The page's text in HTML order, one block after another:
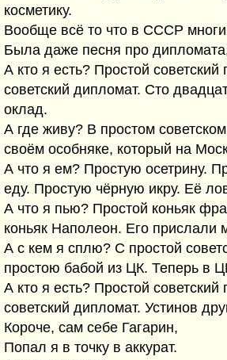
косметику.
Вообще всё то что в СССР
Была даже песня про
А кто я есть? Простой советский
советский дипломат. Сто
оклад.
А где живу? В простом
своём особняке, который на
А что я ем? Простую осетрину.
еду. Простую чёрную икру. Её
А что я пью? Простой коньяк
коньяк Наполеон. Его прислали
А с кем я сплю? С простой
простою бабой из ЦК. Теперь в
А кто я есть? Простой советский
советский дипломат. Устинов
Короче, сам себе Гагарин,
Попал я в точку в аккурат.